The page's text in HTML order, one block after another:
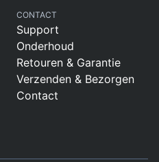
CONTACT
Support
Onderhoud
Retouren & Garantie
Verzenden & Bezorgen
Contact